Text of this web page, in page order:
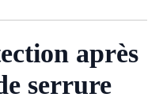
après
serrure